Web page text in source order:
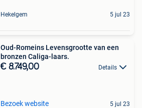
Hekelgem 5 jul 23
Oud-Romeins Levensgrootte van een
bronzen Caliga-laars.
€ 8.749,00 Details
Bezoek website 5 jul 23